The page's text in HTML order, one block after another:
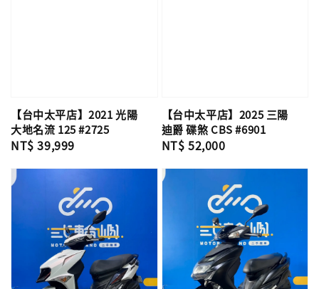
【台中太平店】2021 光陽
大地名流 125 #2725
Regular
NT$ 39,999
【台中太平店】2025 三陽
迪爵 碟煞 CBS #6901
Regular
NT$ 52,000